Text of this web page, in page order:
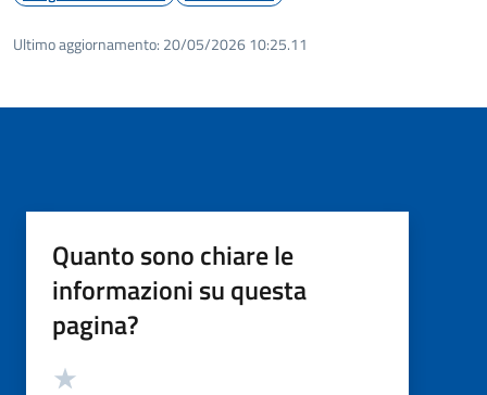
Ultimo aggiornamento: 20/05/2026 10:25.11
Quanto sono chiare le
informazioni su questa
pagina?
Valutazione